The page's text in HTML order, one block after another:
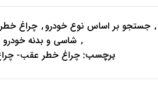
, جستجو بر اساس نوع خودرو, چراغ
, شاسی و بدنه خودرو
برچسب: چراغ خطر عقب-